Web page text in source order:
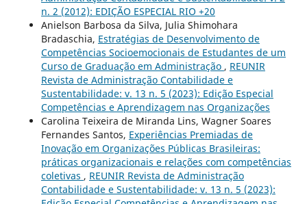
n. 2 (2012): EDIÇÃO ESPECIAL RIO +20
Anielson Barbosa da Silva, Julia Shimohara
Bradaschia, Estratégias de Desenvolvimento de
Competências Socioemocionais de Estudantes de um
Curso de Graduação em Administração , REUNIR
Revista de Administração Contabilidade e
Sustentabilidade: v. 13 n. 5 (2023): Edição Especial
Competências e Aprendizagem nas Organizações
Carolina Teixeira de Miranda Lins, Wagner Soares
Fernandes Santos, Experiências Premiadas de
Inovação em Organizações Públicas Brasileiras:
práticas organizacionais e relações com competências
coletivas , REUNIR Revista de Administração
Contabilidade e Sustentabilidade: v. 13 n. 5 (2023):